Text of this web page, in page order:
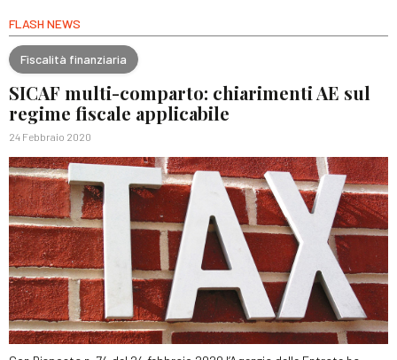
FLASH NEWS
Fiscalità finanziaria
SICAF multi-comparto: chiarimenti AE sul
regime fiscale applicabile
24 Febbraio 2020